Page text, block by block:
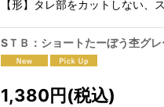
【形】タレ部をカットしない
SＴＢ：ショートたーぼう杢グレ
1,380円(税込)